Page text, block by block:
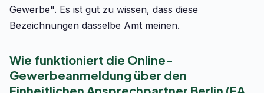
Gewerbe". Es ist gut zu wissen, dass diese
Bezeichnungen dasselbe Amt meinen.
Wie funktioniert die Online-
Gewerbeanmeldung über den